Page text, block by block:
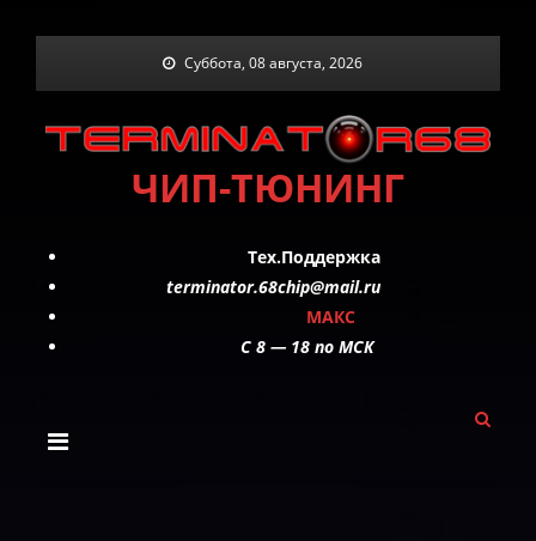
Суббота, 08 августа, 2026
ЧИП-ТЮНИНГ
Тех.Поддержка
terminator.68chip@mail.ru
МАКС
C 8 — 18 по МСК